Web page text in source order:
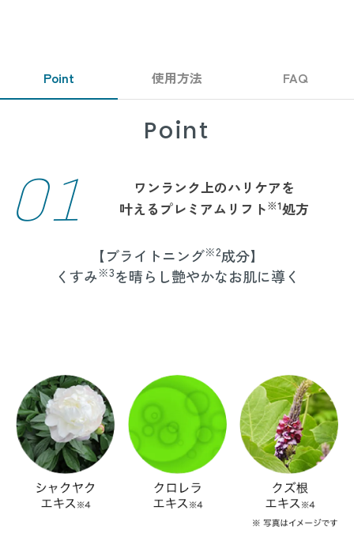
Point 使用方法 FAQ
Point
01
ワンランク上のハリケアを
叶えるプレミアムリフト※1処方
【ブライトニング※2成分】
くすみ ※3を晴らし艶やかなお肌に導く